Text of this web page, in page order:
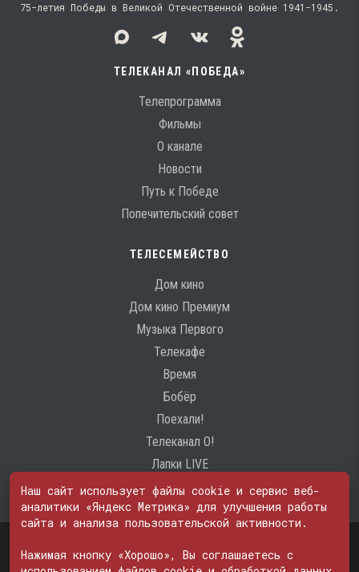
75-летия Победы в Великой Отечественной войне 1941−1945.
ТЕЛЕКАНАЛ «ПОБЕДА»
Телепрограмма
Фильмы
О канале
Новости
Путь к Победе
Попечительский совет
ТЕЛЕСЕМЕЙСТВО
Дом кино
Дом кино Премиум
Музыка Первого
Телекафе
Время
Бобёр
Поехали!
Телеканал О!
Лапки LIVE
№ ФС 77 - 74600
© 2000—2026. Редакция телеканала «ПОБЕДА». Все права на любые
Наш сайт использует файлы cookie и сервис веб-
аналитики «Яндекс Метрика» для улучшения работы
сайта и анализа пользовательской активности.
Нажимая кнопку «Хорошо», Вы соглашаетесь с